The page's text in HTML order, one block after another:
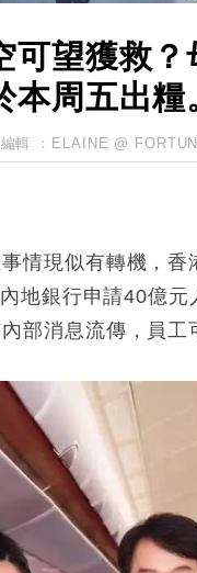
可望獲救
周五出糧
編輯 ： ELAINE @
情現似有轉機，
地銀行申請40億
部消息流傳，員工